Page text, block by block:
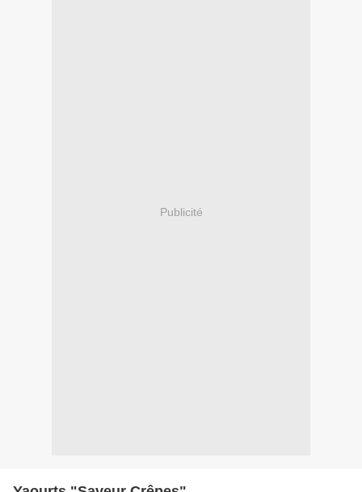
Publicité